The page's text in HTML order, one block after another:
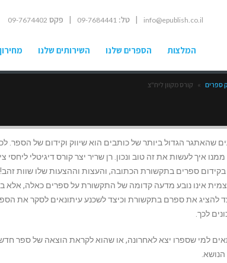
info@epublish.co.il | טל: 09-7684441 | פקס 09-7674402
המלצות הספרים שלנו השירותים שלנו
ספרים » קורס מקוון ליח"צ
שהאתגר הגדול ביותר של כותבים הוא שיווק וקידום של הספר.
איך לעשות את זה טוב ונכון. רן שריר יצר קורס דיגיטלי ליחסי
ספרים בתקשורת הכתובה, והעצות וההצעות שלו שוות
אינו נובע מדעה קדומה של התקשורת על ספרים כאלה, אלא
להציג את ספרם בתקשורת וכיצד לשכנע עיתונאים לסקר את
לכך.
למי שספרו יצא לאחרונה, או שהוא לקראת הוצאה של ספר